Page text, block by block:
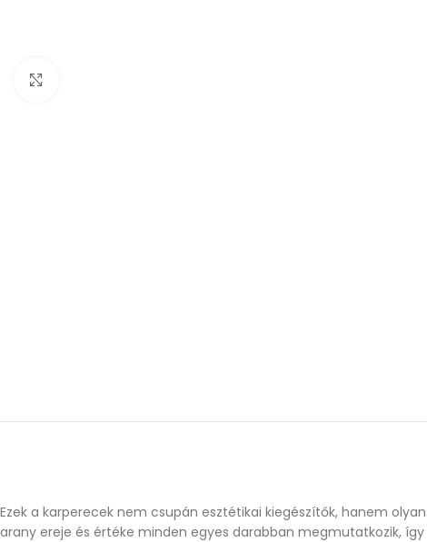
Ezek a karperecek nem csupán esztétikai kiegészítők, hanem
arany ereje és értéke minden egyes darabban megmutatkozik,